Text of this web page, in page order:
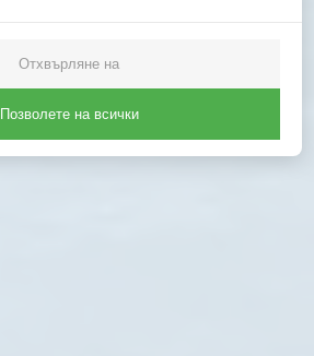
Отхвърляне на
Позволете на всички